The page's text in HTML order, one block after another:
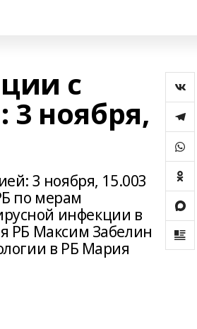
с
ноября,
3 ноября, 15.003
по мерам
инфекции в
РБ Максим Забелин
в РБ Мария